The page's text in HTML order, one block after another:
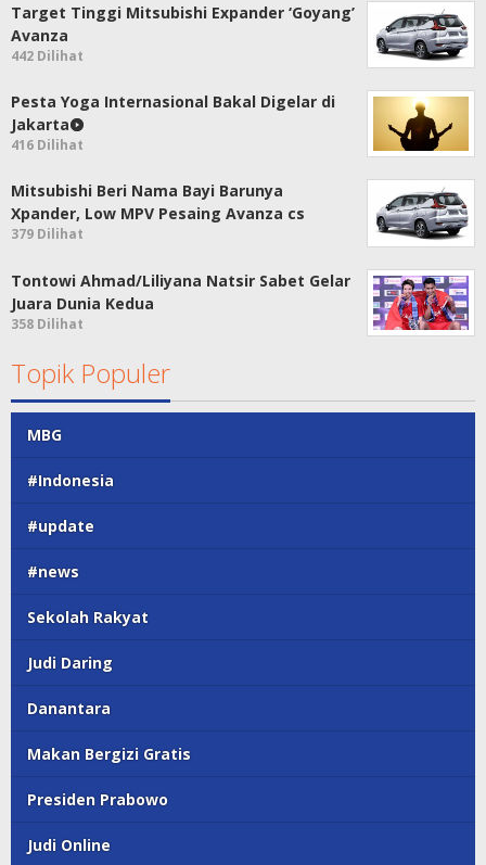
Target Tinggi Mitsubishi Expander ‘Goyang’
Avanza
442 Dilihat
Pesta Yoga Internasional Bakal Digelar di
Jakarta
416 Dilihat
Mitsubishi Beri Nama Bayi Barunya
Xpander, Low MPV Pesaing Avanza cs
379 Dilihat
Tontowi Ahmad/Liliyana Natsir Sabet Gelar
Juara Dunia Kedua
358 Dilihat
Topik Populer
MBG
#Indonesia
#update
#news
Sekolah Rakyat
Judi Daring
Danantara
Makan Bergizi Gratis
Presiden Prabowo
Judi Online